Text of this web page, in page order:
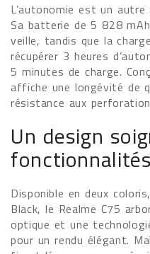
L’autonomie est un
Sa batterie de 5 828
veille, tandis que la
récupérer 3 heures
5 minutes de charge.
affiche une longévité de
résistance aux
Un design
Disponible en deux
Black, le Realme C75
optique et une
pour un rendu élégant.